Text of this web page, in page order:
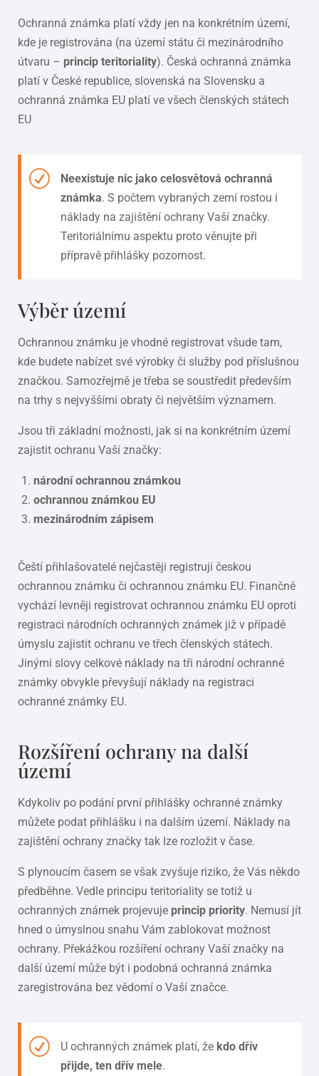
Ochranná známka platí vždy jen na konkrétním území,
kde je registrována (na území státu či mezinárodního
útvaru – princip teritoriality). Česká ochranná známka
platí v České republice, slovenská na Slovensku a
ochranná známka EU platí ve všech členských státech
EU
Neexistuje nic jako celosvětová ochranná
známka. S počtem vybraných zemí rostou i
náklady na zajištění ochrany Vaší značky.
Teritoriálnímu aspektu proto věnujte při
přípravě přihlášky pozornost.
Výběr území
Ochrannou známku je vhodné registrovat všude tam,
kde budete nabízet své výrobky či služby pod příslušnou
značkou. Samozřejmě je třeba se soustředit především
na trhy s nejvyššími obraty či největším významem.
Jsou tři základní možnosti, jak si na konkrétním území
zajistit ochranu Vaší značky:
národní ochrannou známkou
ochrannou známkou EU
mezinárodním zápisem
Čeští přihlašovatelé nejčastěji registrují českou
ochrannou známku či ochrannou známku EU. Finančně
vychází levněji registrovat ochrannou známku EU oproti
registraci národních ochranných známek již v případě
úmyslu zajistit ochranu ve třech členských státech.
Jinými slovy celkové náklady na tři národní ochranné
známky obvykle převyšují náklady na registraci
ochranné známky EU.
Rozšíření ochrany na další
území
Kdykoliv po podání první přihlášky ochranné známky
můžete podat přihlášku i na dalším území. Náklady na
zajištění ochrany značky tak lze rozložit v čase.
S plynoucím časem se však zvyšuje riziko, že Vás někdo
předběhne. Vedle principu teritoriality se totiž u
ochranných známek projevuje princip priority. Nemusí jít
hned o úmyslnou snahu Vám zablokovat možnost
ochrany. Překážkou rozšíření ochrany Vaší značky na
další území může být i podobná ochranná známka
zaregistrována bez vědomí o Vaší značce.
U ochranných známek platí, že kdo dřív
přijde, ten dřív mele.